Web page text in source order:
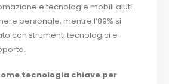
e tecnologie mobili aiuti
personale, mentre l’89% si
con strumenti tecnologici e
tecnologia chiave per